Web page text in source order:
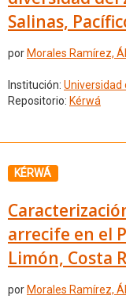
Salinas,
por Morales Ramírez,
Institución: Universidad
Repositorio: Kérwá
KÉRWÁ
arrecife en el
Limón, Costa
por Morales Ramírez,